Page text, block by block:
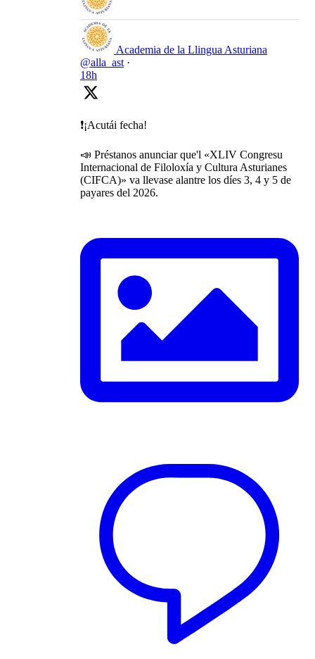
Academia de la Llingua Asturiana
@alla_ast ·
18h
❗️¡Acutái fecha!
📣 Préstanos anunciar que'l «XLIV Congresu
Internacional de Filoloxía y Cultura Asturianes
(CIFCA)» va llevase alantre los díes 3, 4 y 5 de
payares del 2026.